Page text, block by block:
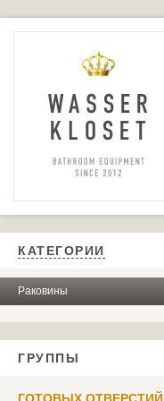
КАТЕГОРИИ
Раковины
ГРУППЫ